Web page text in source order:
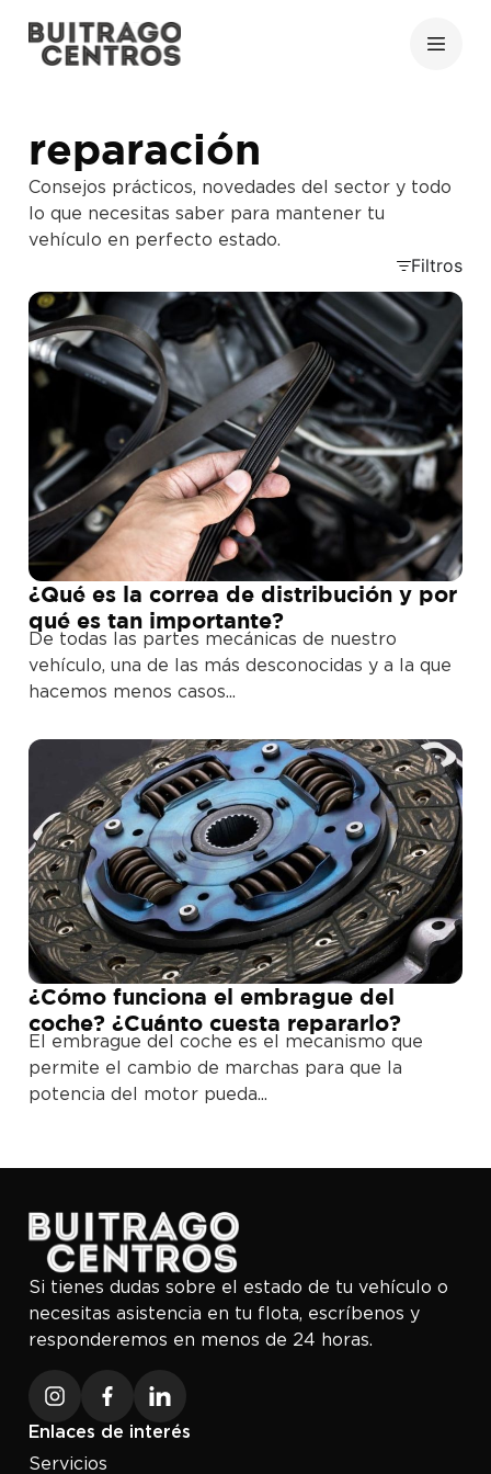
reparación
Consejos prácticos, novedades del sector y todo
lo que necesitas saber para mantener tu
vehículo en perfecto estado.
Filtros
¿Qué es la correa de distribución y por
qué es tan importante?
De todas las partes mecánicas de nuestro
vehículo, una de las más desconocidas y a la que
hacemos menos casos...
¿Cómo funciona el embrague del
coche? ¿Cuánto cuesta repararlo?
El embrague del coche es el mecanismo que
permite el cambio de marchas para que la
potencia del motor pueda...
Si tienes dudas sobre el estado de tu vehículo o
necesitas asistencia en tu flota, escríbenos y
responderemos en menos de 24 horas.
Enlaces de interés
Servicios